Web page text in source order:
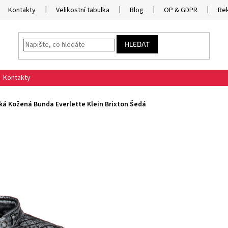
Kontakty Velikostní tabulka Blog OP & GDPR
HLEDAT
Kontakty
Kožená Bunda Everlette Klein Brixton Šedá